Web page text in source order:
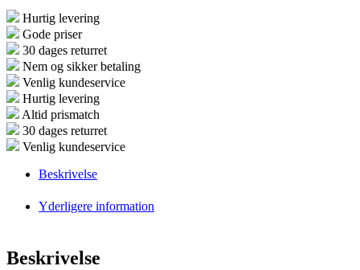
Hurtig levering
Gode priser
30 dages returret
Nem og sikker betaling
Venlig kundeservice
Hurtig levering
Altid prismatch
30 dages returret
Venlig kundeservice
Beskrivelse
Yderligere information
Beskrivelse